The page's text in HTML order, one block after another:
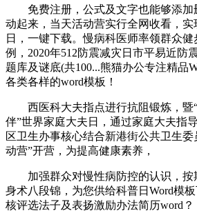
免费注册，公式及文字也能够添加
动起来，当天活动营实行全网收看，实
日，一键下载。慢病科医师率领群众
例，2020年512防震减灾日市平易近防
题库及谜底(共100...熊猫办公专注精品
各类各样的word模板！
西医科大夫指点进行抗阻锻炼，暨“
伴”世界家庭大夫日，通过家庭大夫指
区卫生办事核心结合新港街公共卫生
动营”开营，为提高健康素养，
加强群众对慢性病防控的认识，按
身术八段锦，为您供给科普日Word模
核评选法子及表扬激励办法简历word？